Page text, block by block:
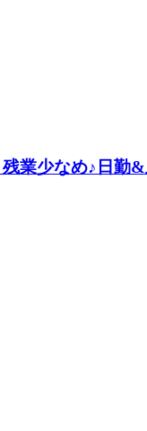
業少なめ♪日勤&